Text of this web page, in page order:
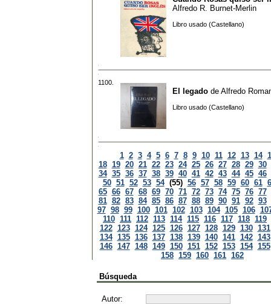
Alfredo R. Burnet-Merlin
Libro usado (Castellano)
1100.
El legado de Alfredo
Libro usado (Castellano)
1 2 3 4 5 6 7 8 9 10 11 12 13 14
18 19 20 21 22 23 24 25 26 27 28 29 30
34 35 36 37 38 39 40 41 42 43 44 45 46
50 51 52 53 54 (55) 56 57 58 59 60 61
65 66 67 68 69 70 71 72 73 74 75 76 77
81 82 83 84 85 86 87 88 89 90 91 92 93
97 98 99 100 101 102 103 104 105 106
110 111 112 113 114 115 116 117 118 119
122 123 124 125 126 127 128 129 130 131
134 135 136 137 138 139 140 141 142 143
146 147 148 149 150 151 152 153 154 155
158 159 160 161 162
Búsqueda
Autor: